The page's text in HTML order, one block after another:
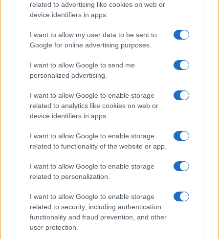
related to advertising like cookies on web or
device identifiers in apps.
I want to allow my user data to be sent to
Google for online advertising purposes.
I want to allow Google to send me
personalized advertising.
I want to allow Google to enable storage
related to analytics like cookies on web or
device identifiers in apps.
I want to allow Google to enable storage
related to functionality of the website or app.
I want to allow Google to enable storage
related to personalization.
I want to allow Google to enable storage
related to security, including authentication
functionality and fraud prevention, and other
user protection.
Tecnica classica sci di fondo: assetto, spinta,
scivolata e frenata
SCI DI FONDO
Ganz in gara dal 5 al 8 agosto
Marco Tessari · 4 Ago 2026